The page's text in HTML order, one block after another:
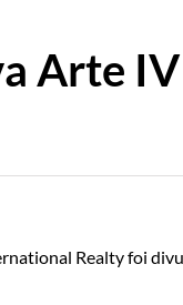
Arte
Realty foi